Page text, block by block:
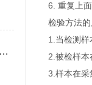
蛙病毒探针法荧光定量 PCR 试剂盒定量定性检测
6. 重复上
检验方法
1.当检测
2.被检样
3.样本在采